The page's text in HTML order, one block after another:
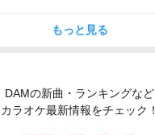
もっと見る
DAMの新曲・ランキングなど
カラオケ最新情報をチェック！